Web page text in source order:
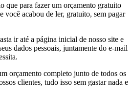
que para fazer um orçamento gratuito
você acabou de ler, gratuito, sem pagar
ir até a página inicial de nosso site e
dados pessoais, juntamente do e-mail
orçamento completo junto de todos os
clientes, tudo isso sem gastar nada e